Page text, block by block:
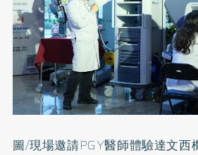
圖/現場邀請PGY醫師體驗達文西